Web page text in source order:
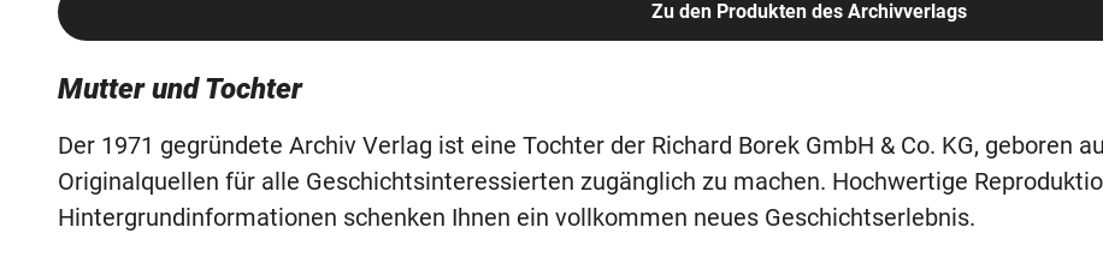
Zu den Produkten des Archivverlags
Mutter und Tochter
Der 1971 gegründete Archiv Verlag ist eine Tochter der Richard Borek GmbH & Co. KG, geboren
Originalquellen für alle Geschichtsinteressierten zugänglich zu machen. Hochwertige
Hintergrundinformationen schenken Ihnen ein vollkommen neues Geschichtserlebnis.